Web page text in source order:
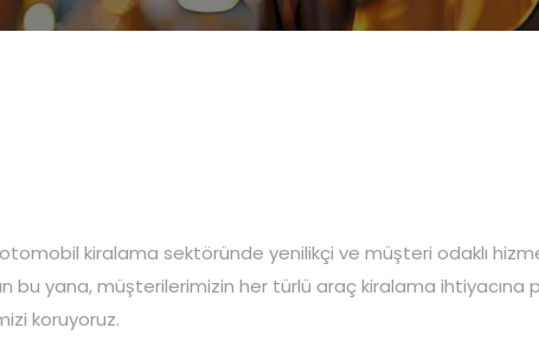
kiralama sektöründe yenilikçi ve müşteri odaklı
bu yana, müşterilerimizin her türlü araç kiralama
koruyoruz.